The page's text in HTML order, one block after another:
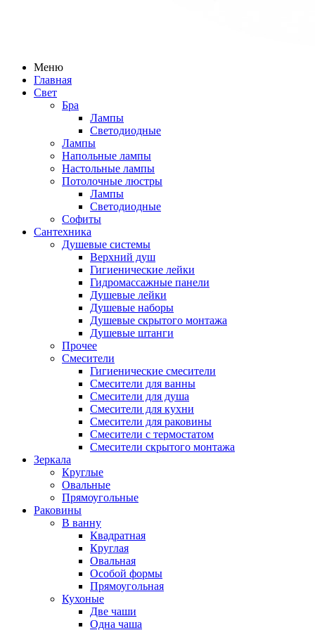
Меню
Главная
Свет
Бра
Лампы
Светодиодные
Лампы
Напольные лампы
Настольные лампы
Потолочные люстры
Лампы
Светодиодные
Софиты
Сантехника
Душевые системы
Верхний душ
Гигиенические лейки
Гидромассажные панели
Душевые лейки
Душевые наборы
Душевые скрытого монтажа
Душевые штанги
Прочее
Смесители
Гигиенические смесители
Смесители для ванны
Смесители для душа
Смесители для кухни
Смесители для раковины
Смесители с термостатом
Смесители скрытого монтажа
Зеркала
Круглые
Овальные
Прямоугольные
Раковины
В ванну
Квадратная
Круглая
Овальная
Особой формы
Прямоугольная
Кухоные
Две чаши
Одна чаша